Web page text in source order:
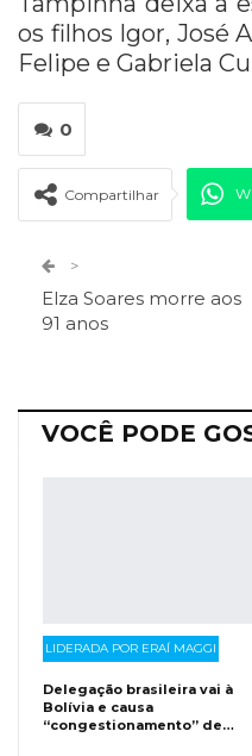
os filhos Igor, José
Felipe e Gabriela
0
Compartilhar
>
Elza Soares morre aos
91 anos
VOCÊ PODE
LIDERADA POR ERAÍ MAGGI
Delegação brasileira vai à
Bolívia e causa
“congestionamento” de…